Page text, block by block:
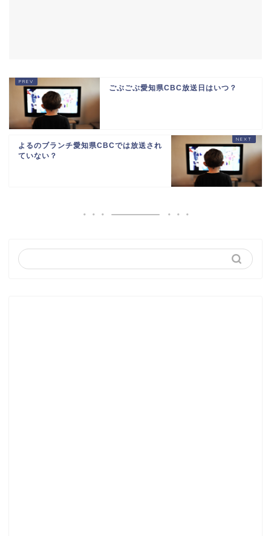
ごぶごぶ愛知県CBC放送日はいつ？
よるのブランチ愛知県CBCでは放送され
ていない？